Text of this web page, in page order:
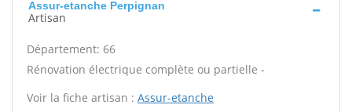
Assur-etanche Perpignan
Artisan
Département: 66
Rénovation électrique complète ou partielle -
Voir la fiche artisan : Assur-etanche